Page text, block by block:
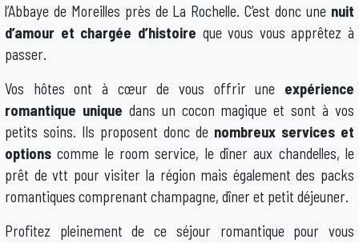
l’Abbaye de Moreilles près de La Rochelle. C’est donc une nuit
d’amour et chargée d’histoire que vous vous apprêtez à
passer.
Vos hôtes ont à cœur de vous offrir une expérience
romantique unique dans un cocon magique et sont à vos
petits soins. Ils proposent donc de nombreux services et
optionscomme le room service, le dîner aux chandelles, le
prêt de vtt pour visiter la région mais également des packs
romantiques comprenant champagne, dîner et petit déjeuner.
Profitez pleinement de ce séjour romantique pour vous